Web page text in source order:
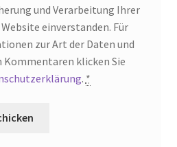
und Verarbeitung Ihrer
einverstanden. Für
zur Art der Daten und
Kommentaren klicken Sie
. *